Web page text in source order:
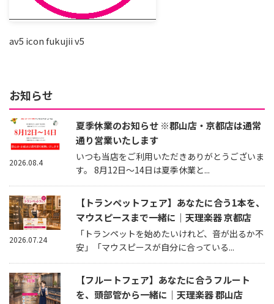
av5 icon fukujii v5
お知らせ
夏季休業のお知らせ ※郡山店・京都店は通常
通り営業いたします
いつも当店をご利用いただきありがとうございま
す。 8月12日～14日は夏季休業と...
2026.08.4
【トランペットフェア】あなたに合う1本を、
マウスピースまで一緒に｜天理楽器 京都店
「トランペットを始めたいけれど、音が出るか不
安」「マウスピースが自分に合っている...
2026.07.24
【フルートフェア】あなたに合うフルート
を、頭部管から一緒に｜天理楽器 郡山店